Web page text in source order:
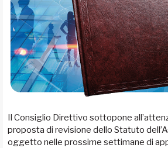
Il Consiglio Direttivo sottopone
proposta di revisione dello Statuto
oggetto nelle prossime settimane di